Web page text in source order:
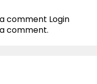
comment Login
comment.